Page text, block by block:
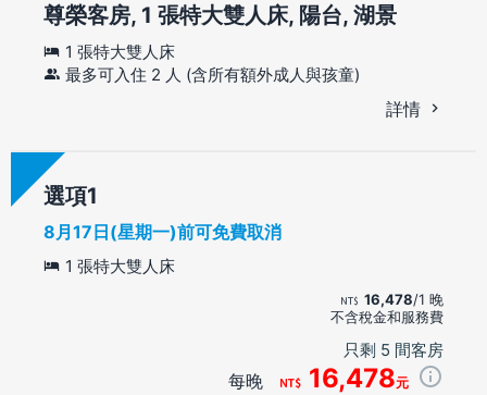
尊榮客房, 1 張特大雙人床, 陽台, 湖景
1 張特大雙人床
最多可入住 2 人 (含所有額外成人與孩童)
詳情
選項
8月17日(星期一)前可免費取消
1 張特大雙人床
16,478/1 晚
不含稅金和服務費
只剩 5 間客房
每晚 16,478元